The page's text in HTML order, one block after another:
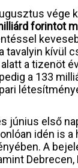
vége
forintot
tavalyin kívül
a tizenöt
a 133
június első
idén is
A